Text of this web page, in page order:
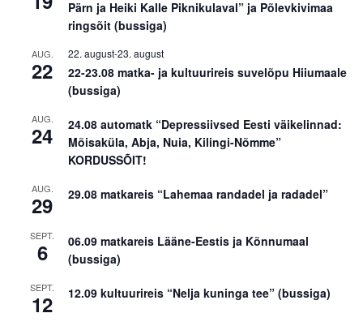
Pärn ja Heiki Kalle Piknikulaval” ja Põlevkivimaa
ringsõit (bussiga)
AUG.
22
22. august-23. august
22-23.08 matka- ja kultuurireis suvelõpu Hiiumaale
(bussiga)
AUG.
24
24.08 automatk “Depressiivsed Eesti väikelinnad:
Mõisaküla, Abja, Nuia, Kilingi-Nõmme”
KORDUSSÕIT!
AUG.
29 29.08 matkareis “Lahemaa randadel ja radadel”
SEPT.
6
06.09 matkareis Lääne-Eestis ja Kõnnumaal
(bussiga)
SEPT.
12 12.09 kultuurireis “Nelja kuninga tee” (bussiga)